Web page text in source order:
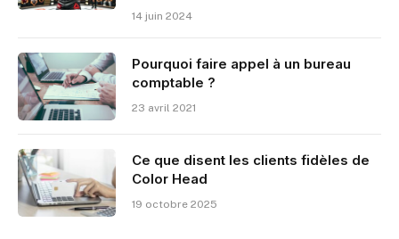
14 juin 2024
Pourquoi faire appel à un bureau
comptable ?
23 avril 2021
Ce que disent les clients fidèles de
Color Head
19 octobre 2025